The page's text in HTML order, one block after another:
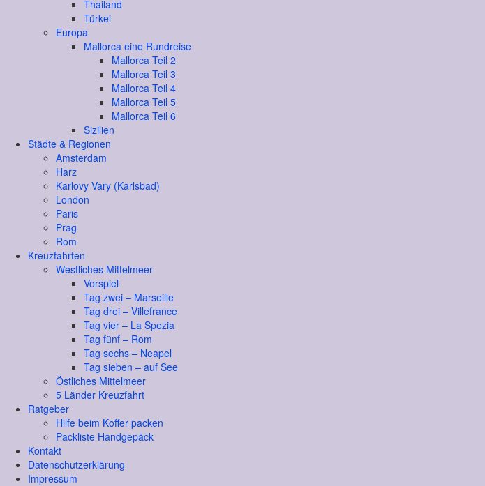
Thailand
Türkei
Europa
Mallorca eine Rundreise
Mallorca Teil 2
Mallorca Teil 3
Mallorca Teil 4
Mallorca Teil 5
Mallorca Teil 6
Sizilien
Städte & Regionen
Amsterdam
Harz
Karlovy Vary (Karlsbad)
London
Paris
Prag
Rom
Kreuzfahrten
Westliches Mittelmeer
Vorspiel
Tag zwei – Marseille
Tag drei – Villefrance
Tag vier – La Spezia
Tag fünf – Rom
Tag sechs – Neapel
Tag sieben – auf See
Östliches Mittelmeer
5 Länder Kreuzfahrt
Ratgeber
Hilfe beim Koffer packen
Packliste Handgepäck
Kontakt
Datenschutzerklärung
Impressum